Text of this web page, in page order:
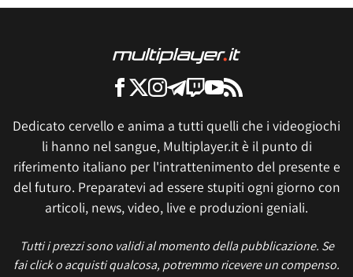
Dedicato cervello e anima a tutti quelli che i videogiochi
li hanno nel sangue, Multiplayer.it è il punto di
riferimento italiano per l'intrattenimento del presente e
del futuro. Preparatevi ad essere stupiti ogni giorno con
articoli, news, video, live e produzioni geniali.
Tutti i prezzi sono validi al momento della pubblicazione. Se
fai click o acquisti qualcosa, potremmo ricevere un compenso.